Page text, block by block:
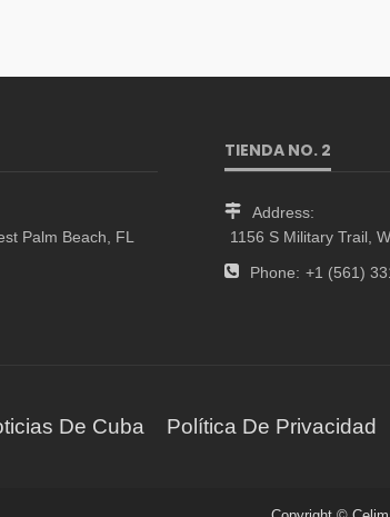
Palm Beach, FL
TIENDA NO. 2
Address:
1156 S Military Trail,
Phone: +1 (561)
De Cuba Política De Privacidad